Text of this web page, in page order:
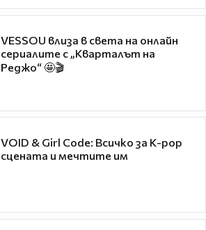
VESSOU влиза в света на онлайн
сериалите с „Кварталът на
Реджо“ 🤩🎬
VOID & Girl Code: Всичко за K-pop
сцената и мечтите им